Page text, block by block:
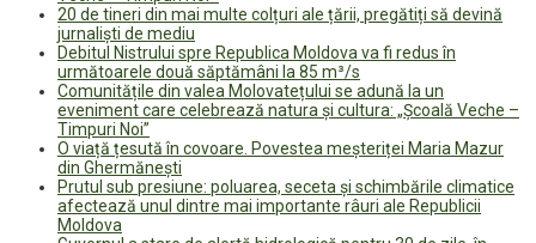
20 de tineri din mai multe colțuri ale țării, pregătiți să devină
jurnaliști de mediu
Debitul Nistrului spre Republica Moldova va fi redus în
următoarele două săptămâni la 85 m³/s
Comunitățile din valea Molovatețului se adună la un
eveniment care celebrează natura și cultura: „Școală Veche –
Timpuri Noi”
O viață țesută în covoare. Povestea meșteriței Maria Mazur
din Ghermănești
Prutul sub presiune: poluarea, seceta și schimbările climatice
afectează unul dintre mai importante râuri ale Republicii
Moldova